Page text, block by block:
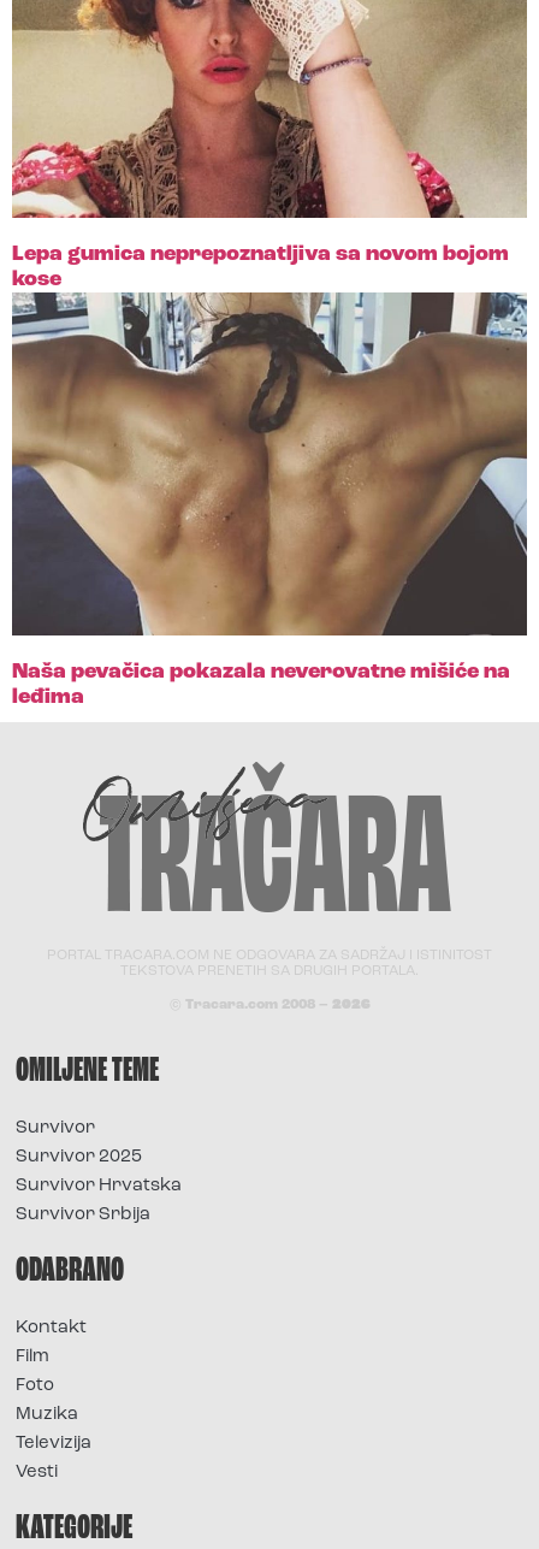
Lepa gumica neprepoznatljiva sa novom bojom
kose
Naša pevačica pokazala neverovatne mišiće na
leđima
PORTAL TRACARA.COM NE ODGOVARA ZA SADRŽAJ I ISTINITOST
TEKSTOVA PRENETIH SA DRUGIH PORTALA.
© Tracara.com 2008 – 2026
OMILJENE TEME
Survivor
Survivor 2025
Survivor Hrvatska
Survivor Srbija
ODABRANO
Kontakt
Film
Foto
Muzika
Televizija
Vesti
KATEGORIJE